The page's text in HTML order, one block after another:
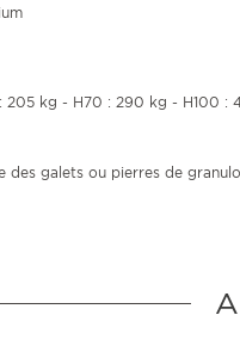
205 kg - H70 : 290 kg - H100 :
des galets ou pierres de